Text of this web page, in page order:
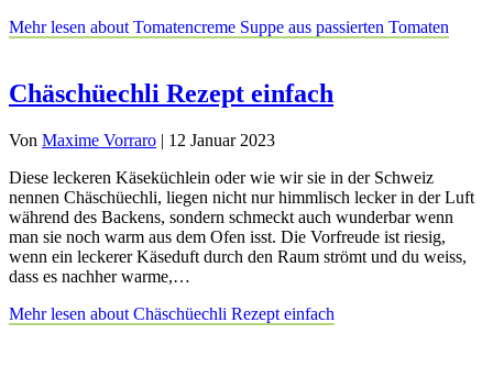
Mehr lesen about Tomatencreme Suppe aus passierten Tomaten
Chäschüechli Rezept einfach
Von Maxime Vorraro | 12 Januar 2023
Diese leckeren Käseküchlein oder wie wir sie in der Schweiz
nennen Chäschüechli, liegen nicht nur himmlisch lecker in der Luft
während des Backens, sondern schmeckt auch wunderbar wenn
man sie noch warm aus dem Ofen isst. Die Vorfreude ist riesig,
wenn ein leckerer Käseduft durch den Raum strömt und du weiss,
dass es nachher warme,…
Mehr lesen about Chäschüechli Rezept einfach